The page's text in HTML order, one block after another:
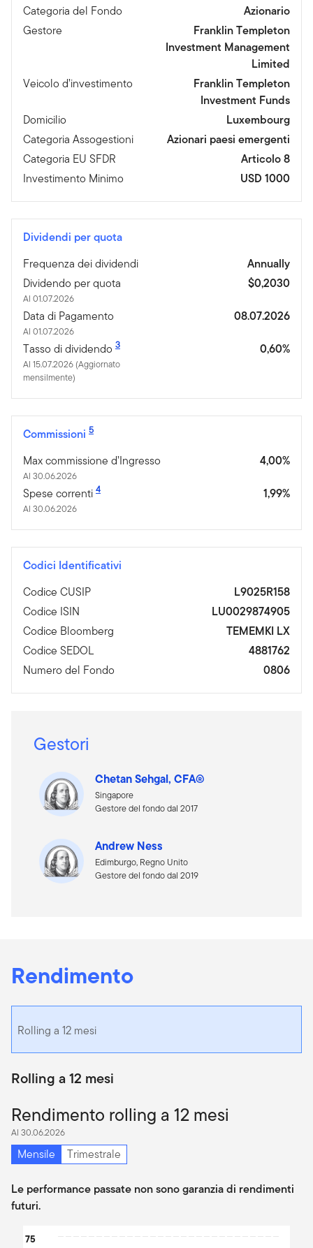
Categoria del Fondo
Azionario
Gestore
Franklin Templeton
Investment Management
Limited
Veicolo d’investimento
Franklin Templeton
Investment Funds
Domicilio
Luxembourg
Categoria Assogestioni
Azionari paesi emergenti
Categoria EU SFDR
Articolo 8
Investimento Minimo
USD 1000
Dividendi per quota
Frequenza dei dividendi
Annually
Dividendo per quota
Al 01.07.2026
$0,2030
Data di Pagamento
Al 01.07.2026
08.07.2026
Tasso di dividendo 3
Al 15.07.2026 (Aggiornato
mensilmente)
0,60%
Commissioni 5
Max commissione d’Ingresso
Al 30.06.2026
4,00%
Spese correnti 4
Al 30.06.2026
1,99%
Codici Identificativi
Codice CUSIP
L9025R158
Codice ISIN
LU0029874905
Codice Bloomberg
TEMEMKI LX
Codice SEDOL
4881762
Numero del Fondo
0806
Gestori
Chetan Sehgal, CFA®
Singapore
Gestore del fondo dal 2017
Andrew Ness
Edimburgo, Regno Unito
Gestore del fondo dal 2019
Rendimento
Rolling a 12 mesi
Rolling a 12 mesi
Rendimento rolling a 12 mesi
Al 30.06.2026
Mensile Trimestrale
Le performance passate non sono garanzia di rendimenti
futuri.
75